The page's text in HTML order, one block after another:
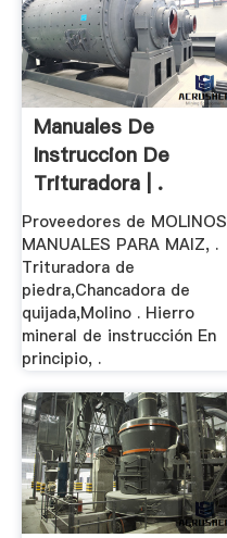
Manuales De
Instruccion De
Trituradora | .
Proveedores de MOLINOS
MANUALES PARA MAIZ, .
Trituradora de
piedra,Chancadora de
quijada,Molino . Hierro
mineral de instrucción En
principio, .